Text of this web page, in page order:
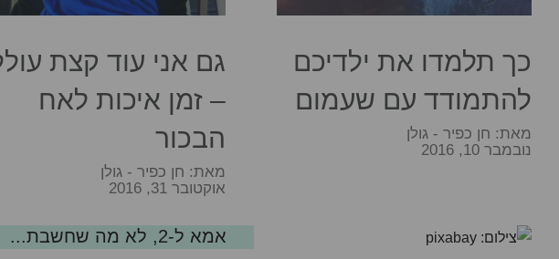
כך תלמדו את ילדיכם
להתמודד עם שעמום
מאת: חן כפיר - גולן
נובמבר 10, 2016
גם אני עוד קצת
– זמן איכות לאח
הבכור
מאת: חן כפיר - גולן
אוקטובר 31, 2016
אמא ל-2, לא מה שחשבת...